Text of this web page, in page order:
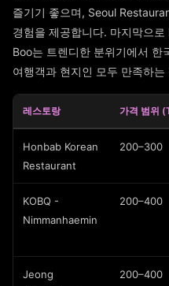
즐기기 좋으며, Seoul
경험을 제공합니다. 마지막으
Boo는 트렌디한 분위기에서 한
여행객과 현지인 모두 만족하는
레스토랑 가격 범위
Honbab Korean
Restaurant
200–300
KOBQ -
Nimmanhaemin
200–400
Jeong
200–400